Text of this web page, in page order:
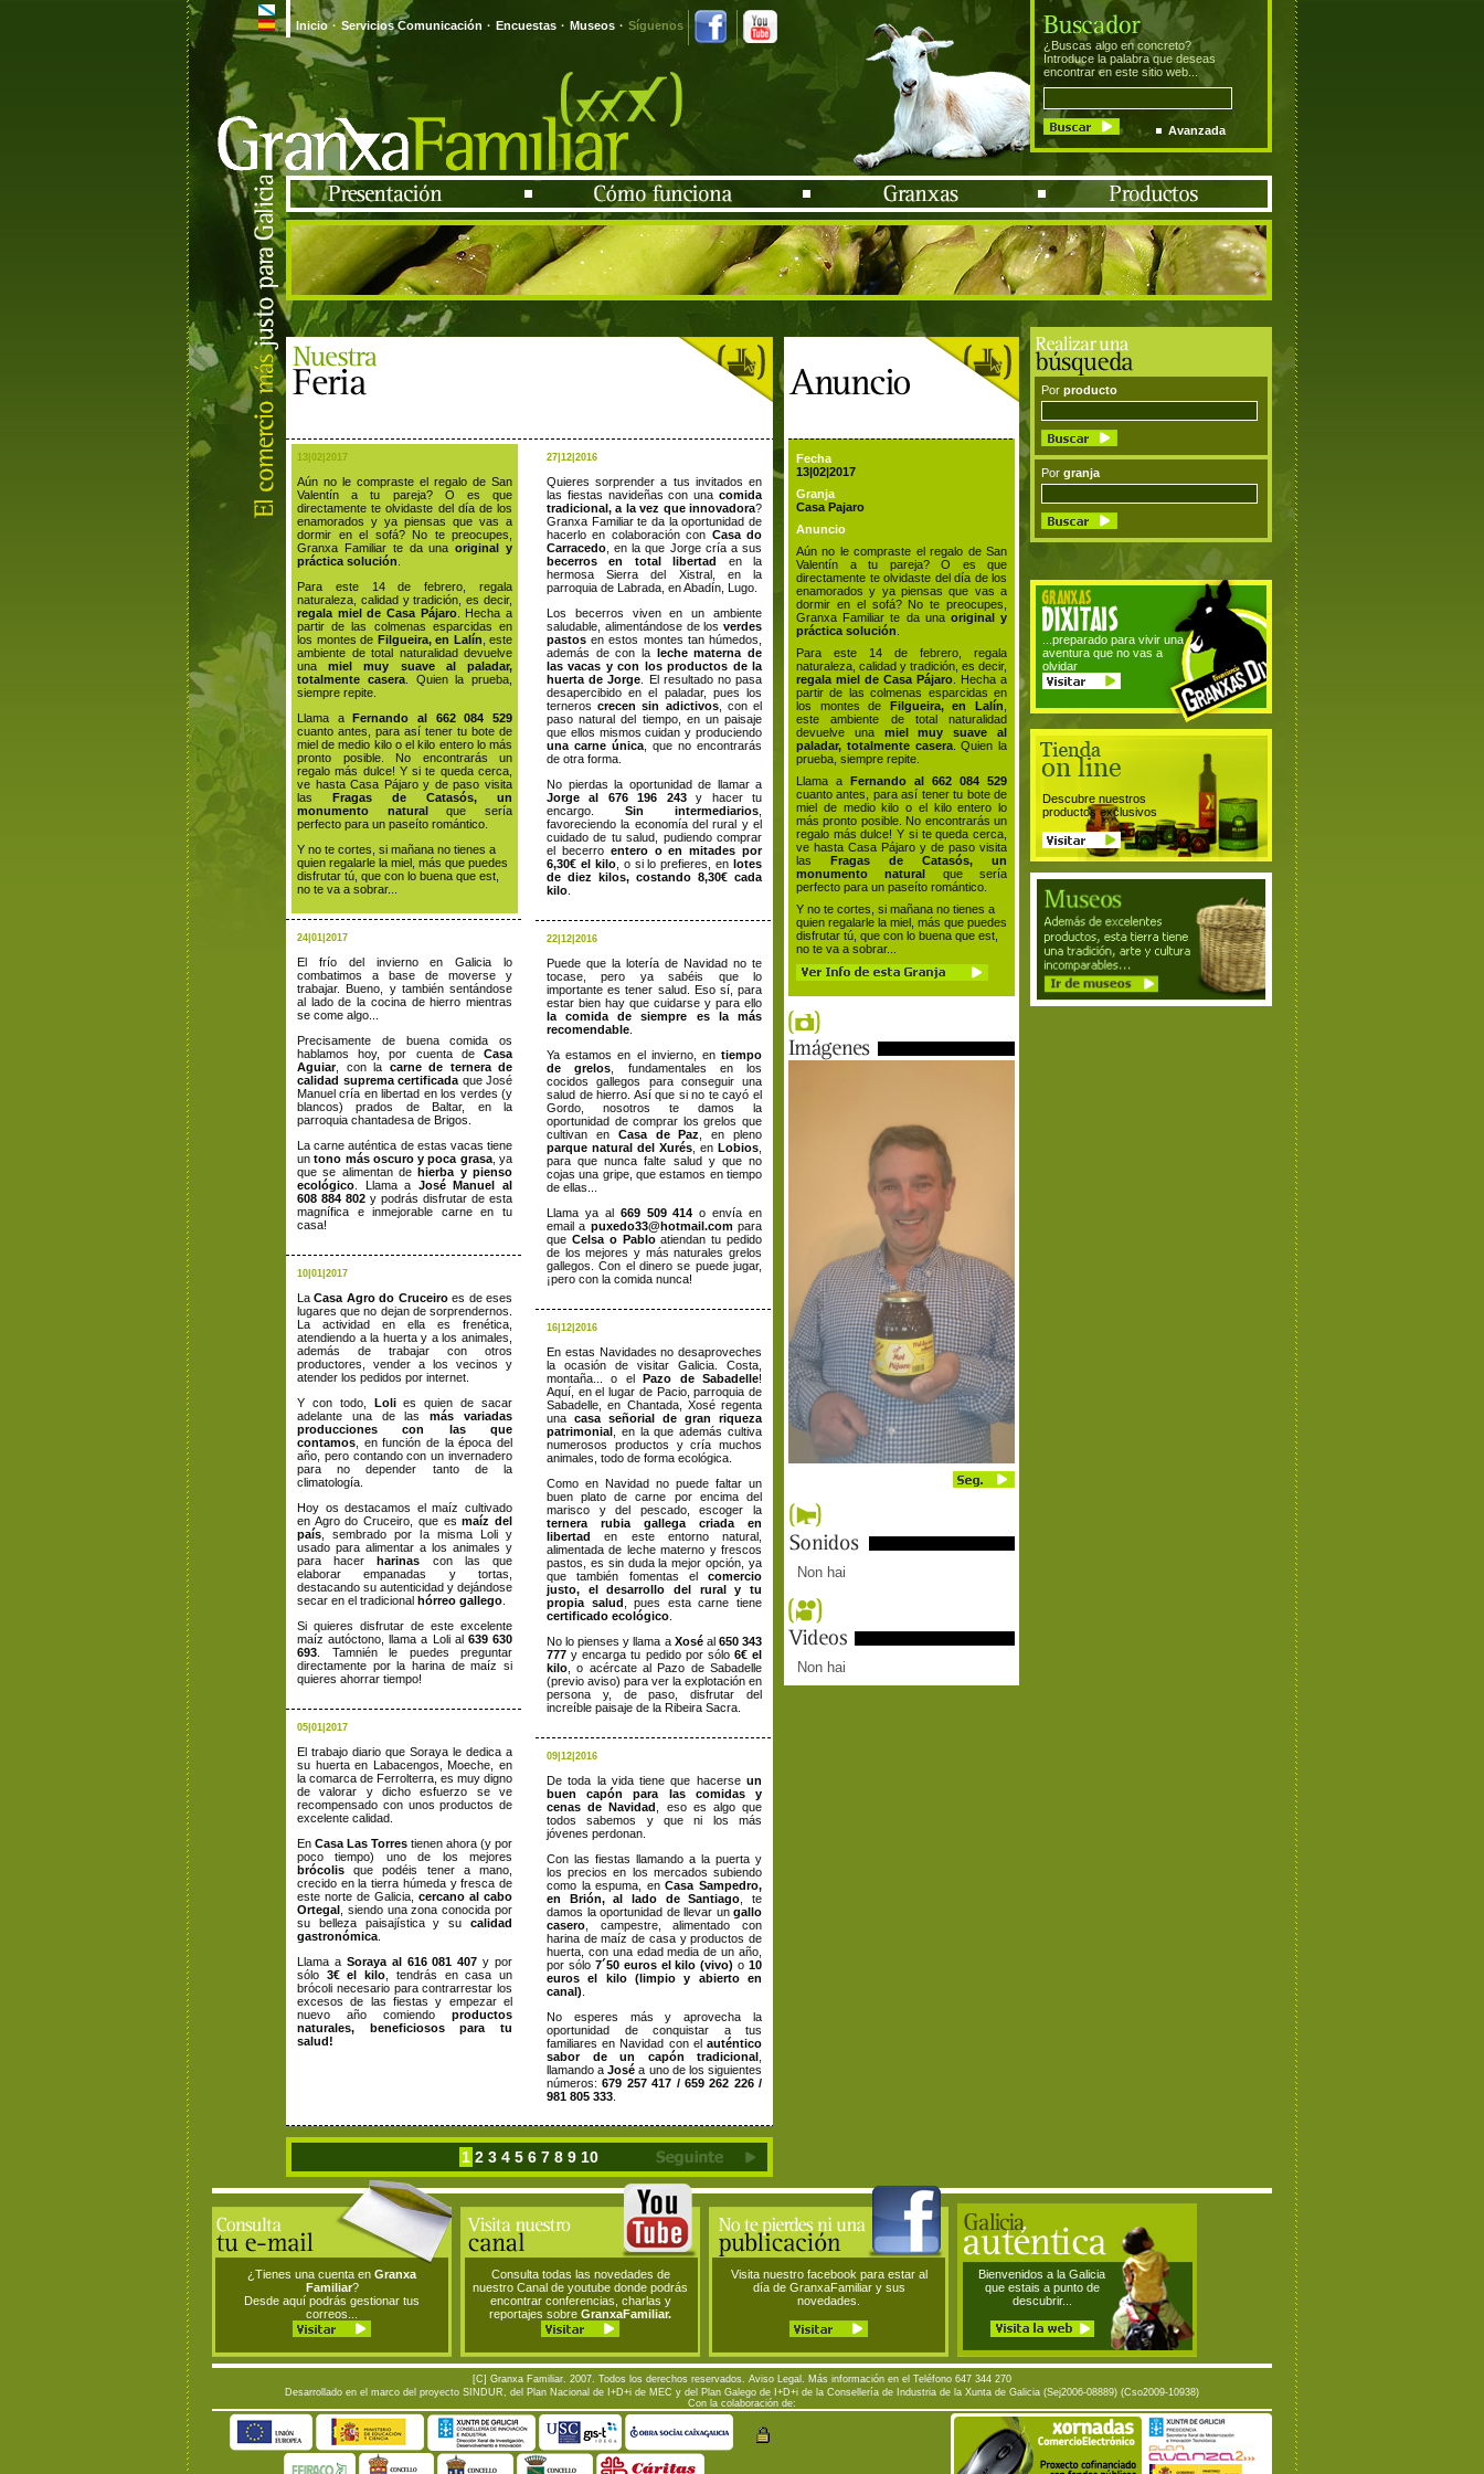
¿Buscas algo en concreto?
Introduce la palabra que deseas
encontrar en este sitio web...
Avanzada
Inicio · Servicios Comunicación · Encuestas · Museos · Síguenos
Por producto
Por granja
...preparado para vivir una
aventura que no vas a
olvidar
Descubre nuestros
productos exclusivos
27|12|2016
Quieres sorprender a tus invitados en
las fiestas navideñas con una comida
tradicional, a la vez que innovadora?
Granxa Familiar te da la oportunidad de
hacerlo en colaboración con Casa do
Carracedo , en la que Jorge cría a sus
becerros en total libertad
en la
hermosa Sierra del Xistral, en la
parroquia de Labrada, en Abadín, Lugo.
Los becerros viven en un ambiente
saludable, alimentándose de los verdes
pastos en estos montes tan húmedos,
además de con la leche materna de
las vacas y con los productos de la
huerta de Jorge . El resultado no pasa
desapercibido en el paladar, pues los
terneroscrecen sin adictivos, con el
paso natural del tiempo, en un paisaje
que ellos mismos cuidan y produciendo
una carne única , que no encontrarás
de otra forma.
No pierdas la oportunidad de llamar a
Jorge al 676 196 243y hacer tu
encargo. Sin intermediarios
favoreciendo la economía del rural y el
cuidado de tu salud, pudiendo comprar
el becerro entero o en mitades por
6,30€ el kilo, o si lo prefieres, en lotes
de diez kilos, costando 8,30€ cada
kilo
22|12|2016
Puede que la lotería de Navidad no te
tocase, pero ya sabéis que lo
importante es tener salud. Eso sí, para
estar bien hay que cuidarse y para ello
la comida de siempre es la más
recomendable
Ya estamos en el invierno, en tiempo
de grelos , fundamentales en los
cocidos gallegos para conseguir una
salud de hierro. Así que si no te cayó el
Gordo, nosotros te damos la
oportunidad de comprar los grelos que
cultivan en Casa de Paz
, en pleno
parque natural del Xurés , en Lobios
para que nunca falte salud y que no
cojas una gripe, que estamos en tiempo
de ellas...
Llama ya al 669 509 414 o envía en
email a puxedo33@hotmail.compara
que Celsa o Pabloatiendan tu pedido
de los mejores y más naturales grelos
gallegos. Con el dinero se puede jugar,
¡pero con la comida nunca!
16|12|2016
En estas Navidades no desaproveches
la ocasión de visitar Galicia. Costa,
montaña... o elPazo de Sabadelle!
Aquí, en el lugar de Pacio, parroquia de
Sabadelle, en Chantada, Xosé regenta
una casa señorial de gran riqueza
patrimonial , en la que además cultiva
numerosos productos y cría muchos
animales, todo de forma ecológica.
Como en Navidad no puede faltar un
buen plato de carne por encima del
marisco y del pescado, escoger la
ternera rubia gallega criada en
libertad en este entorno natural,
alimentada de leche materno y frescos
pastos, es sin duda la mejor opción, ya
que también fomentas el comercio
justo, el desarrollo del rural y tu
propia salud , pues esta carne tiene
certificado ecológico
No lo pienses y llama a Xoséal 650 343
777 y encarga tu pedido por sólo 6€ el
kilo , o acércate al Pazo de Sabadelle
(previo aviso) para ver la explotación en
persona y, de paso, disfrutar del
increíble paisaje de la Ribeira Sacra.
09|12|2016
De toda la vida tiene que hacerse un
buen capón para las comidas y
cenas de Navidad
, eso es algo que
todos sabemos y que ni los más
jóvenes perdonan.
Con las fiestas llamando a la puerta y
los precios en los mercados subiendo
como la espuma, enCasa Sampedro,
en Brión, al lado de Santiago , te
damos la oportunidad de llevar un gallo
casero , campestre, alimentado con
harina de maíz de casa y productos de
huerta, con una edad media de un año,
por sólo 7´50 euros el kilo (vivo) o 10
euros el kilo (limpio y abierto en
canal)
No esperes más y aprovecha la
oportunidad de conquistar a tus
familiares en Navidad con elauténtico
sabor de un capón tradicional
llamando aJosé a uno de los siguientes
números:679 257 417 / 659 262 226 /
981 805 333
13|02|2017
Aún no le compraste el regalo de San
Valentín a tu pareja? O es que
directamente te olvidaste del día de los
enamorados y ya piensas que vas a
dormir en el sofá? No te preocupes,
Granxa Familiar te da unaoriginal y
práctica solución
Para este 14 de febrero, regala
naturaleza, calidad y tradición, es decir,
regala miel de Casa Pájaro. Hecha a
partir de las colmenas esparcidas en
los montes de Filgueira, en Lalín , este
ambiente de total naturalidad devuelve
unamiel muy suave al paladar,
totalmente casera. Quien la prueba,
siempre repite.
Llama aFernando al 662 084 529
cuanto antes, para así tener tu bote de
miel de medio kilo o el kilo entero lo más
pronto posible. No encontrarás un
regalo más dulce! Y si te queda cerca,
ve hasta Casa Pájaro y de paso visita
las Fragas de Catasós, un
monumento naturalque sería
perfecto para un paseíto romántico.
Y no te cortes, si mañana no tienes a
quien regalarle la miel, más que puedes
disfrutar tú, que con lo buena que est,
no te va a sobrar...
24|01|2017
El frío del invierno en Galicia lo
combatimos a base de moverse y
trabajar. Bueno, y también sentándose
al lado de la cocina de hierro mientras
se come algo...
Precisamente de buena comida os
hablamos hoy,por cuenta deCasa
Aguiar, con la carne de ternera de
calidad suprema certificada que José
Manuel cría en libertad en los verdes (y
blancos) prados de Baltar, en la
parroquia chantadesa de Brigos.
La carne auténtica de estas vacas tiene
untono más oscuro y poca grasa, ya
que se alimentan dehierba y pienso
ecológico . Llama a José Manuel al
608 884 802 y podrás disfrutar de esta
magnífica e inmejorable carne en tu
casa!
10|01|2017
LaCasa Agro do Cruceiroes de eses
lugares que no dejan de sorprendernos.
La actividad en ella es frenética,
atendiendo a la huerta y a los animales,
además de trabajar con otros
productores, vender a los vecinos y
atender los pedidos por internet.
Y con todo, Lolies quien de sacar
adelante una de lasmás variadas
producciones con las que
contamos , en función de la época del
año, pero contando con un invernadero
para no depender tanto de la
climatología.
Hoy os destacamos el maíz cultivado
en Agro do Cruceiro, que esmaíz del
país , sembrado por la misma Loli y
usado para alimentar a los animales y
para hacerharinas con las que
elaborar empanadas y tortas,
destacando su autenticidad y dejándose
secar en el tradicional hórreo gallego
Si quieres disfrutar de este excelente
maíz autóctono, llama a Loli al 639 630
693 . Tamnién le puedes preguntar
directamente por la harina de maíz si
quieres ahorrar tiempo!
05|01|2017
El trabajo diario que Soraya le dedica a
su huerta en Labacengos, Moeche, en
la comarca de Ferrolterra, es muy digno
de valorar y dicho esfuerzo se ve
recompensado con unos productos de
excelente calidad.
En Casa Las Torres tienen ahora (y por
poco tiempo) uno de los mejores
brócolis que podéis tener a mano,
crecido en la tierra húmeda y fresca de
este norte de Galicia, cercano al cabo
Ortegal , siendo una zona conocida por
su belleza paisajística y su calidad
gastronómica
Llama a Soraya al 616 081 407 y por
sólo 3€ el kilo , tendrás en casa un
brócoli necesario para contrarrestar los
excesos de las fiestas y empezar el
nuevo año comiendo productos
naturales, beneficiosos para tu
salud!
1 2 3 4 5 6 7 8 9 10
Fecha
13|02|2017
Granja
Casa Pajaro
Anuncio
Aún no le compraste el regalo de San
Valentín a tu pareja? O es que
directamente te olvidaste del día de los
enamorados y ya piensas que vas a
dormir en el sofá? No te preocupes,
Granxa Familiar te da una original y
práctica solución
Para este 14 de febrero, regala
naturaleza, calidad y tradición, es decir,
regala miel de Casa Pájaro . Hecha a
partir de las colmenas esparcidas en
los montes de Filgueira, en Lalín
este ambiente de total naturalidad
devuelve una miel muy suave al
paladar, totalmente casera. Quien la
prueba, siempre repite.
Llama a Fernando al 662 084 529
cuanto antes, para así tener tu bote de
miel de medio kilo o el kilo entero lo
más pronto posible. No encontrarás un
regalo más dulce! Y si te queda cerca,
ve hasta Casa Pájaro y de paso visita
las Fragas de Catasós, un
monumento natural que sería
perfecto para un paseíto romántico.
Y no te cortes, si mañana no tienes a
quien regalarle la miel, más que puedes
disfrutar tú, que con lo buena que est,
no te va a sobrar...
Non hai
Non hai
¿Tienes una cuenta en Granxa
Familiar?
Desde aquí podrás gestionar tus
correos...
Consulta todas las novedades de
nuestro Canal de youtube donde podrás
encontrar conferencias, charlas y
reportajes sobre GranxaFamiliar.
Visita nuestro facebook para estar al
día de GranxaFamiliar y sus
novedades.
Bienvenidos a la Galicia
que estais a punto de
descubrir...
[C] Granxa Familiar. 2007. Todos los derechos reservados. Aviso Legal . Más información en el Teléfono 647 344 270
Desarrollado en el marco del proyecto SINDUR, del Plan Nacional de I+D+i de MEC y del Plan Galego de I+D+i de la Consellería de Industria de la Xunta de Galicia (Sej2006-08889) (Cso2009-10938)
Con la colaboración de: